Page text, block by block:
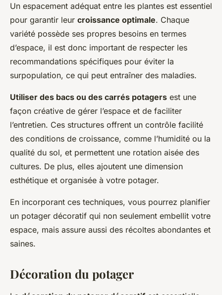
Un espacement adéquat entre les plantes est essentiel
pour garantir leur croissance optimale. Chaque
variété possède ses propres besoins en termes
d’espace, il est donc important de respecter les
recommandations spécifiques pour éviter la
surpopulation, ce qui peut entraîner des maladies.
Utiliser des bacs ou des carrés potagers est une
façon créative de gérer l’espace et de faciliter
l’entretien. Ces structures offrent un contrôle facilité
des conditions de croissance, comme l’humidité ou la
qualité du sol, et permettent une rotation aisée des
cultures. De plus, elles ajoutent une dimension
esthétique et organisée à votre potager.
En incorporant ces techniques, vous pourrez planifier
un potager décoratif qui non seulement embellit votre
espace, mais assure aussi des récoltes abondantes et
saines.
Décoration du potager